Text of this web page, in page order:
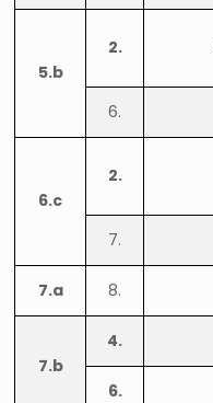
5.b
2.
6.
6.c
2.
7.
7.a 8.
7.b
4.
6.